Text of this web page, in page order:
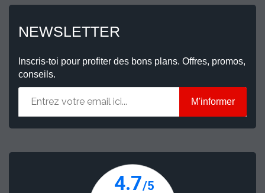
NEWSLETTER
Inscris-toi pour profiter des bons plans. Offres, promos,
conseils.
M'informer